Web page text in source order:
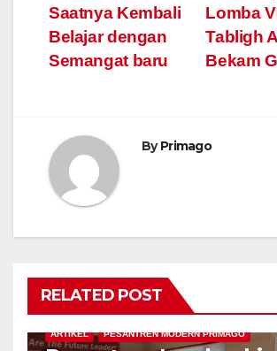
Lomba
Tabligh
Bekam
Saatnya Kembali
Belajar dengan
Semangat baru
ByPrimago
RELATED POST
ARTIKEL PESANTREN MODERN PRIMAGO